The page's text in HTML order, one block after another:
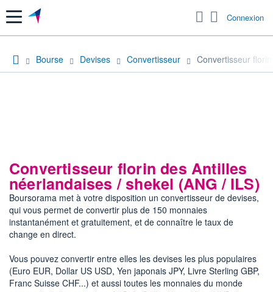
Menu Connexion
Bourse Devises Convertisseur Convertisseur
Convertisseur florin des Antilles
néerlandaises / shekel (ANG / ILS)
Boursorama met à votre disposition un convertisseur de devises,
qui vous permet de convertir plus de 150 monnaies
instantanément et gratuitement, et de connaître le taux de
change en direct.
Vous pouvez convertir entre elles les devises les plus populaires
(Euro EUR, Dollar US USD, Yen japonais JPY, Livre Sterling GBP,
Franc Suisse CHF...) et aussi toutes les monnaies du monde